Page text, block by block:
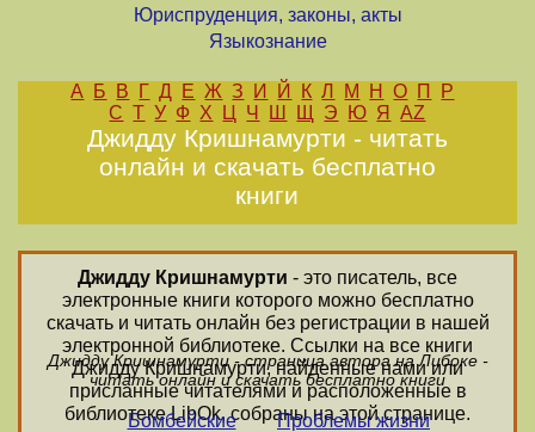
Юриспруденция, законы, акты
Языкознание
А Б В Г Д Е Ж З И Й К Л М Н О П
Р
С Т У Ф Х Ц Ч Ш Щ Э Ю Я AZ
Джидду Кришнамурти - читать
онлайн и скачать бесплатно
книги
Джидду Кришнамурти - это писатель, все
электронные книги которого можно бесплатно
скачать и читать онлайн без регистрации в нашей
электронной библиотеке. Ссылки на все книги
Джидду Кришнамурти, найденные нами или
присланные читателями и расположенные в
библиотеке LibOk, собраны на этой странице.
Джидду Кришнамурти - страница автора на Либоке -
читать онлайн и скачать бесплатно книги
Бомбейские
Проблемы жизни